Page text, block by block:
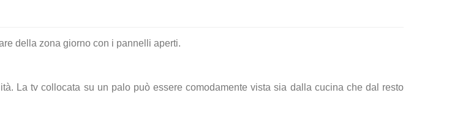
della zona giorno con i pannelli aperti.
La tv collocata su un palo può essere comodamente vista sia dalla cucina che dal resto